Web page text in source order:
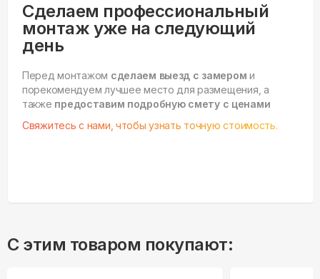
Сделаем профессиональный
монтаж уже на следующий
день
Перед монтажом сделаем выезд с замером и
порекомендуем лучшее место для размещения, а
также предоставим подробную смету с ценами
Свяжитесь с нами, чтобы узнать точную стоимость.
С этим товаром покупают: